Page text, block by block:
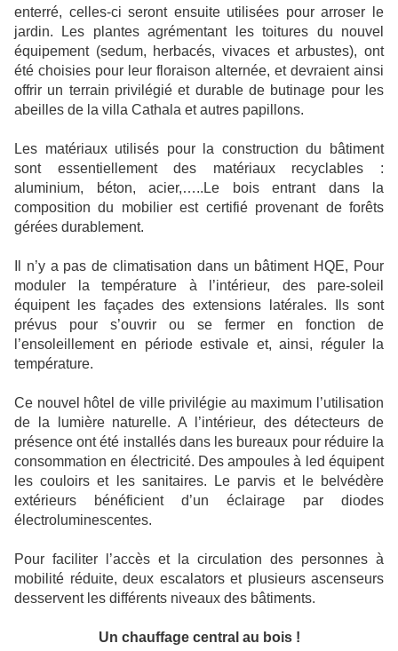
enterré, celles-ci seront ensuite utilisées pour arroser le
jardin. Les plantes agrémentant les toitures du nouvel
équipement (sedum, herbacés, vivaces et arbustes), ont
été choisies pour leur floraison alternée, et devraient ainsi
offrir un terrain privilégié et durable de butinage pour les
abeilles de la villa Cathala et autres papillons.
Les matériaux utilisés pour la construction du bâtiment
sont essentiellement des matériaux recyclables :
aluminium, béton, acier,…..Le bois entrant dans la
composition du mobilier est certifié provenant de forêts
gérées durablement.
Il n’y a pas de climatisation dans un bâtiment HQE, Pour
moduler la température à l’intérieur, des pare-soleil
équipent les façades des extensions latérales. Ils sont
prévus pour s’ouvrir ou se fermer en fonction de
l’ensoleillement en période estivale et, ainsi, réguler la
température.
Ce nouvel hôtel de ville privilégie au maximum l’utilisation
de la lumière naturelle. A l’intérieur, des détecteurs de
présence ont été installés dans les bureaux pour réduire la
consommation en électricité. Des ampoules à led équipent
les couloirs et les sanitaires. Le parvis et le belvédère
extérieurs bénéficient d’un éclairage par diodes
électroluminescentes.
Pour faciliter l’accès et la circulation des personnes à
mobilité réduite, deux escalators et plusieurs ascenseurs
desservent les différents niveaux des bâtiments.
Un chauffage central au bois !